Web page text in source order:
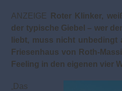
ANZEIGE RoterKlinker,
der typische Giebel – wer
liebt, muss nicht unbedingt
Friesenhaus von Roth-
Feeling in den eigenen vier
Das